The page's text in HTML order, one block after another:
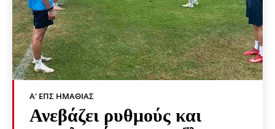
Α' ΕΠΣ ΗΜΑΘΊΑΣ
Ανεβάζει ρυθμούς και